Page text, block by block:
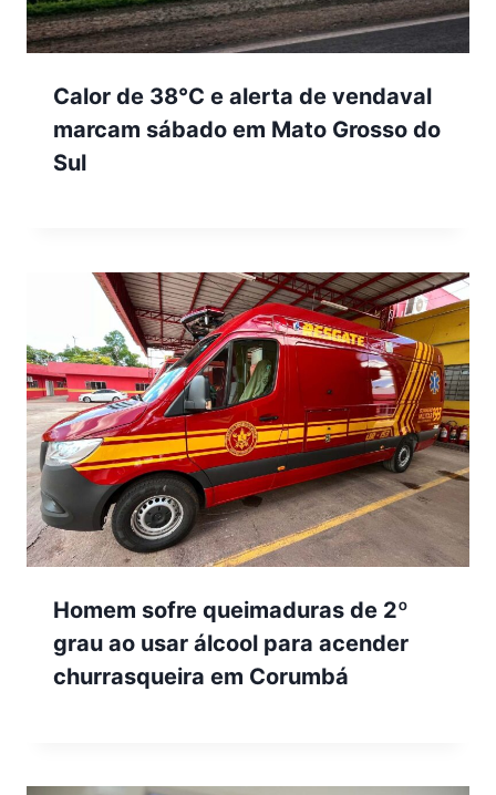
Calor de 38°C e alerta de vendaval
marcam sábado em Mato Grosso do
Sul
Homem sofre queimaduras de 2º
grau ao usar álcool para acender
churrasqueira em Corumbá